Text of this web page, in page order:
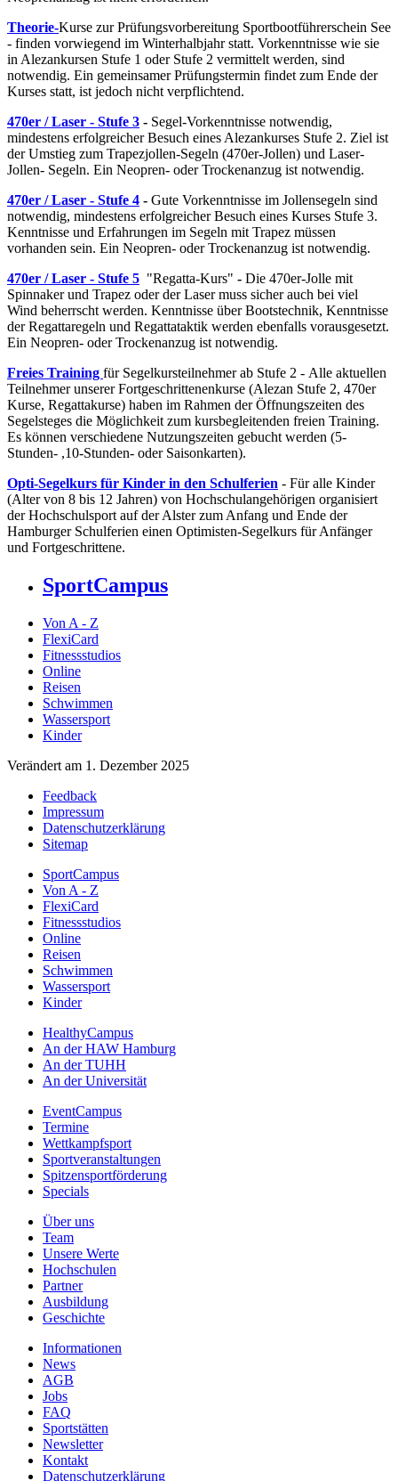
Theorie-Kurse zur Prüfungsvorbereitung Sportbootführerschein See
- finden vorwiegend im Winterhalbjahr statt. Vorkenntnisse wie sie
in Alezankursen Stufe 1 oder Stufe 2 vermittelt werden, sind
notwendig. Ein gemeinsamer Prüfungstermin findet zum Ende der
Kurses statt, ist jedoch nicht verpflichtend.
470er / Laser - Stufe 3 - Segel-Vorkenntnisse notwendig,
mindestens erfolgreicher Besuch eines Alezankurses Stufe 2. Ziel ist
der Umstieg zum Trapezjollen-Segeln (470er-Jollen) und Laser-
Jollen- Segeln. Ein Neopren- oder Trockenanzug ist notwendig.
470er / Laser - Stufe 4 - Gute Vorkenntnisse im Jollensegeln sind
notwendig, mindestens erfolgreicher Besuch eines Kurses Stufe 3.
Kenntnisse und Erfahrungen im Segeln mit Trapez müssen
vorhanden sein. Ein Neopren- oder Trockenanzug ist notwendig.
470er / Laser - Stufe 5 "Regatta-Kurs" - Die 470er-Jolle mit
Spinnaker und Trapez oder der Laser muss sicher auch bei viel
Wind beherrscht werden. Kenntnisse über Bootstechnik, Kenntnisse
der Regattaregeln und Regattataktik werden ebenfalls vorausgesetzt.
Ein Neopren- oder Trockenanzug ist notwendig.
Freies Training für Segelkursteilnehmer ab Stufe 2 - Alle aktuellen
Teilnehmer unserer Fortgeschrittenenkurse (Alezan Stufe 2, 470er
Kurse, Regattakurse) haben im Rahmen der Öffnungszeiten des
Segelsteges die Möglichkeit zum kursbegleitenden freien Training.
Es können verschiedene Nutzungszeiten gebucht werden (5-
Stunden- ,10-Stunden- oder Saisonkarten).
Opti-Segelkurs für Kinder in den Schulferien - Für alle Kinder
(Alter von 8 bis 12 Jahren) von Hochschulangehörigen organisiert
der Hochschulsport auf der Alster zum Anfang und Ende der
Hamburger Schulferien einen Optimisten-Segelkurs für Anfänger
und Fortgeschrittene.
SportCampus
Von A - Z
FlexiCard
Fitnessstudios
Online
Reisen
Schwimmen
Wassersport
Kinder
Verändert am 1. Dezember 2025
Feedback
Impressum
Datenschutzerklärung
Sitemap
SportCampus
Von A - Z
FlexiCard
Fitnessstudios
Online
Reisen
Schwimmen
Wassersport
Kinder
HealthyCampus
An der HAW Hamburg
An der TUHH
An der Universität
EventCampus
Termine
Wettkampfsport
Sportveranstaltungen
Spitzensportförderung
Specials
Über uns
Team
Unsere Werte
Hochschulen
Partner
Ausbildung
Geschichte
Informationen
News
AGB
Jobs
FAQ
Sportstätten
Newsletter
Kontakt
Datenschutzerklärung